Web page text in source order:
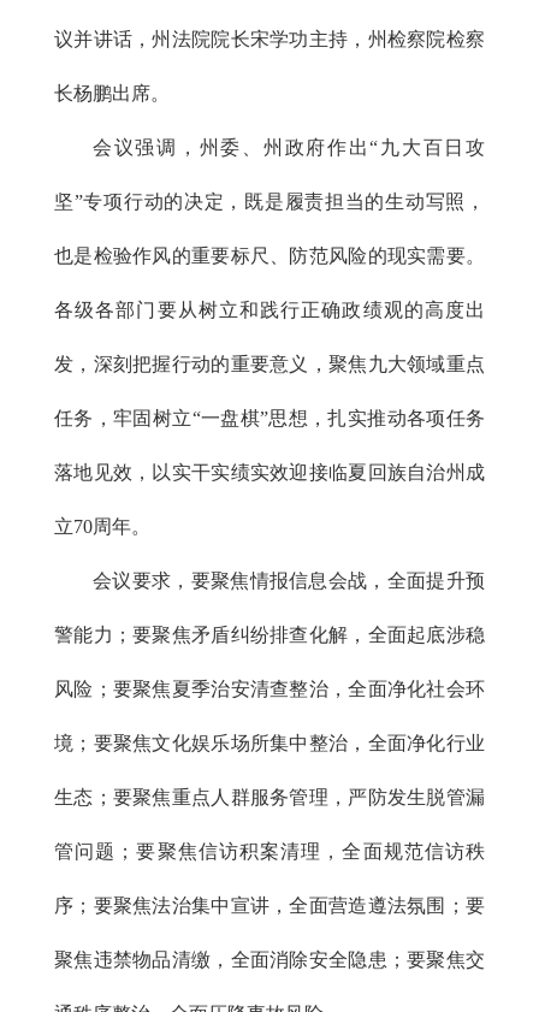
议并讲话，州法院院长宋学功主持，州检察院检察
长杨鹏出席。
会议强调，州委、州政府作出“九大百日攻
坚”专项行动的决定，既是履责担当的生动写照，
也是检验作风的重要标尺、防范风险的现实需要。
各级各部门要从树立和践行正确政绩观的高度出
发，深刻把握行动的重要意义，聚焦九大领域重点
任务，牢固树立“一盘棋”思想，扎实推动各项任务
落地见效，以实干实绩实效迎接临夏回族自治州成
立70周年。
会议要求，要聚焦情报信息会战，全面提升预
警能力；要聚焦矛盾纠纷排查化解，全面起底涉稳
风险；要聚焦夏季治安清查整治，全面净化社会环
境；要聚焦文化娱乐场所集中整治，全面净化行业
生态；要聚焦重点人群服务管理，严防发生脱管漏
管问题；要聚焦信访积案清理，全面规范信访秩
序；要聚焦法治集中宣讲，全面营造遵法氛围；要
聚焦违禁物品清缴，全面消除安全隐患；要聚焦交